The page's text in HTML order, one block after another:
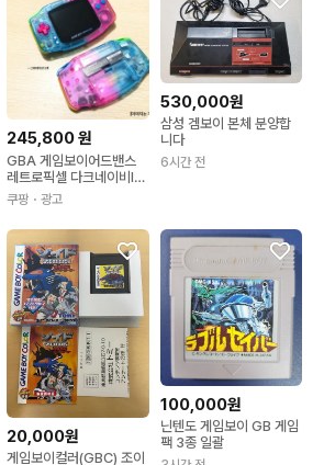
245,800원
GBA 게임보이어드밴스
레트로픽셀 다크네이비IP
S컬러풀그라데이션 일본
버전 패키지 1
쿠팡 ・광고
530,000원
삼성 겜보이 본체 분양합
니다
6시간 전
20,000원
게임보이컬러(GBC) 조이
100,000원
닌텐도 게임보이 GB 게임
팩 3종 일괄